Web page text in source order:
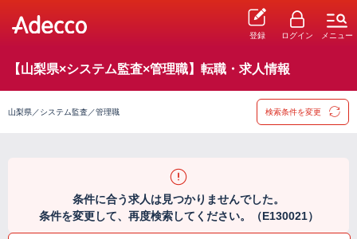
登録 ログイン メニュー
【山梨県×システム監査×管理職】転職・求人情報
山梨県／システム監査／管理職 検索条件を変更
条件に合う求人は見つかりませんでした。
条件を変更して、再度検索してください。（E130021）